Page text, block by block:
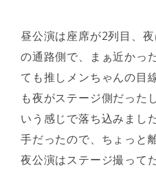
昼公演は座席が2列目、
の通路側で、まぁ近かっ
ても推しメンちゃんの目
も夜がステージ側だった
いう感じで落ち込みまし
手だったので、ちょっと
夜公演はステージ撮って